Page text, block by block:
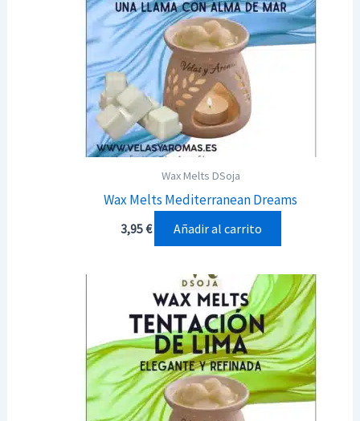
Wax Melts DSoja
Wax Melts Mediterranean Dreams
3,95€ Añadir al carrito